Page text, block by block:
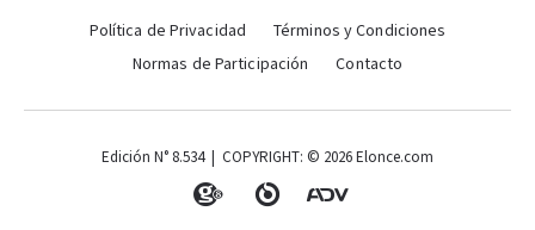
Política de Privacidad
Términos y Condiciones
Normas de Participación
Contacto
Edición N° 8.534 | COPYRIGHT: © 2026 Elonce.com